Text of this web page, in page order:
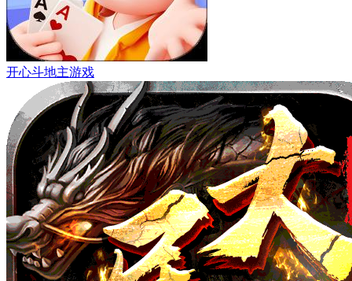
开心斗地主游戏